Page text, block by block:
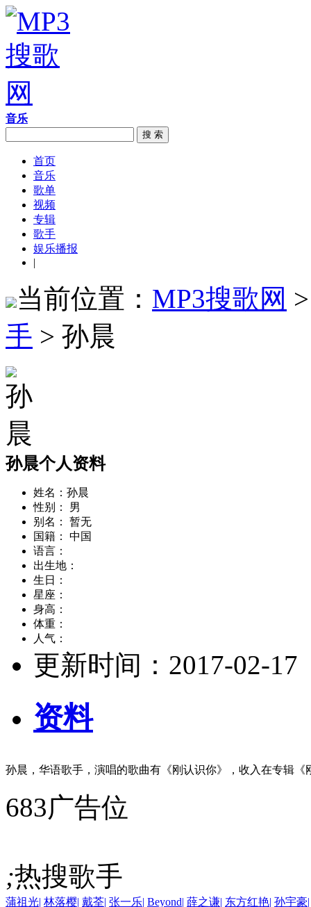
音乐
搜 索
首页
音乐
歌单
视频
专辑
歌手
娱乐播报
|
当前位置： MP3搜歌网
手 > 孙晨
孙晨个人资料
姓名： 孙晨
性别：
男
别名：
暂无
国籍：
中国
语言：
出生地：
生日：
星座：
身高：
体重：
人气：
更新时间： 2017-02-17
资料
孙晨，华语歌手，演唱的歌曲有《刚认识你》，收入在专辑《
683广告位
;热搜歌手
蒲祖光| 林落樱| 戴荃| 张一乐| Beyond| 薛之谦| 东方红艳| 孙宇豪|